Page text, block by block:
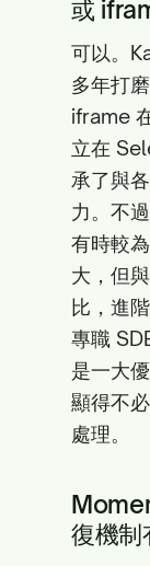
或
可以。
多年打
iframe
立在
承了與
力。不
有時較
大，但
比，進
專職
是一大
顯得不
處理。
復機制